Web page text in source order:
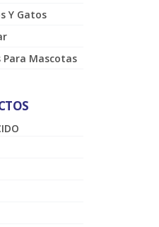
Y Gatos
Para Mascotas